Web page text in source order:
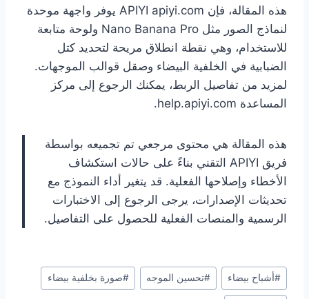
هذه المقالة، فإن APIYI apiyi.com يوفر واجهة موحدة
لنماذج الصور مثل Nano Banana Pro ولوحة متابعة
للاستخدام، وهي نقطة انطلاق مريحة لتحديد كتل
الضبابية في الخلفية البيضاء وصقل قوالب الموجهات.
لمزيد من تفاصيل الربط، يمكنك الرجوع إلى مركز
المساعدة help.apiyi.com.
هذه المقالة هي محتوى مرجعي تم تجميعه بواسطة
فريق APIYI التقني بناءً على حالات استكشاف
الأخطاء وإصلاحها الفعلية. قد يتغير أداء النموذج مع
تحديثات الإصدارات، يرجى الرجوع إلى الاختبارات
الرسمية والمنصات الفعلية للحصول على التفاصيل.
وسوم
المقال:
#أشباح بيضاء #تحسين الموجه #صورة بخلفية بيضاء